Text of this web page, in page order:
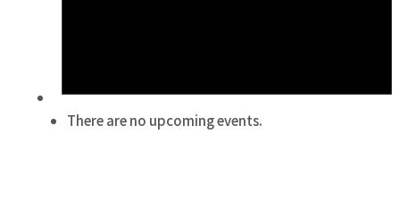
There are no upcoming events.